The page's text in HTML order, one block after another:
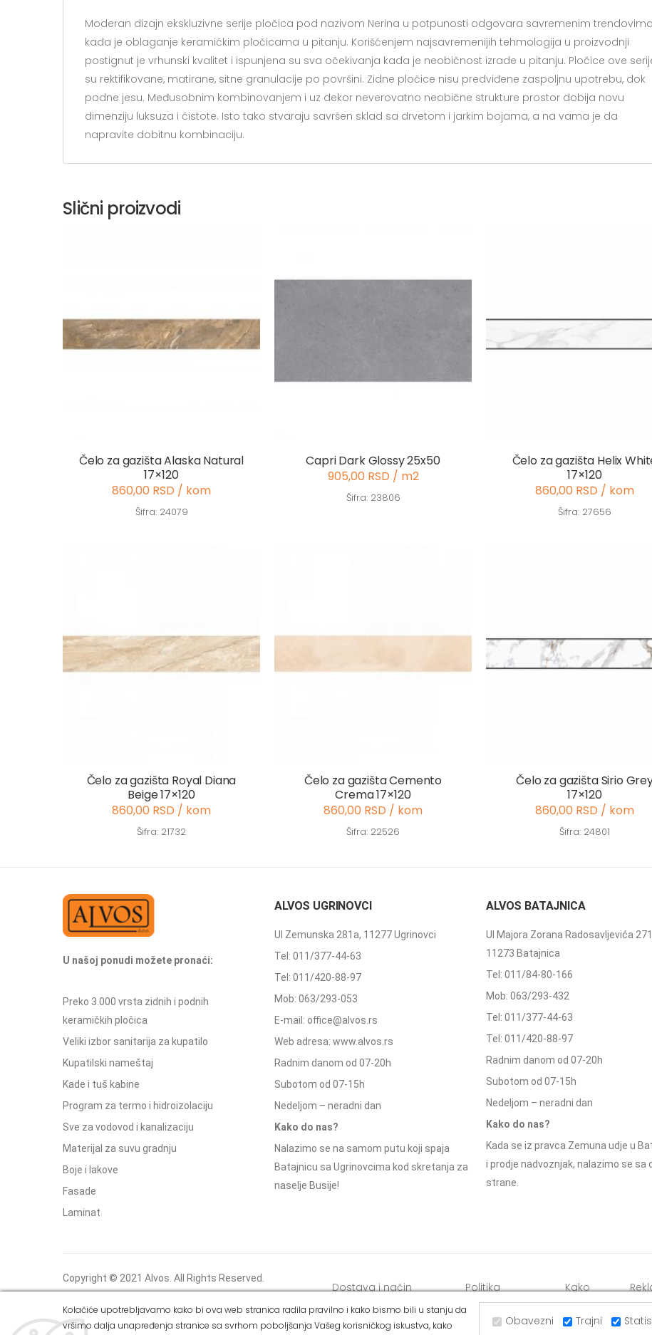
Moderan dizajn ekskluzivne serije pločica pod nazivom Nerina u potpunosti odgovara savremenim trendovima
kada je oblaganje keramičkim pločicama u pitanju. Korišćenjem najsavremenijih tehmologija u proizvodnji
postignut je vrhunski kvalitet i ispunjena su sva očekivanja kada je neobičnost izrade u pitanju. Pločice ove
su rektifikovane, matirane, sitne granulacije po površini. Zidne pločice nisu predviđene zaspoljnu upotrebu, dok
podne jesu. Međusobnim kombinovanjem i uz dekor neverovatno neobične strukture prostor dobija novu
dimenziju luksuza i čistote. Isto tako stvaraju savršen sklad sa drvetom i jarkim bojama, a na vama je da
napravite dobitnu kombinaciju.
Slični proizvodi
Čelo za gazišta Alaska Natural
17×120
860,00 RSD / kom
Šifra: 24079
Capri Dark Glossy 25x50
905,00 RSD / m2
Šifra: 23806
Čelo za gazišta Helix
17×120
860,00 RSD / kom
Šifra: 27656
Čelo za gazišta Royal Diana
Beige 17×120
860,00 RSD / kom
Šifra: 21732
Čelo za gazišta Cemento
Crema 17×120
860,00 RSD / kom
Šifra: 22526
Čelo za gazišta Sirio
17×120
860,00 RSD / kom
Šifra: 24801
U našoj ponudi možete pronaći:
Preko 3.000 vrsta zidnih i podnih
keramičkih pločica
Veliki izbor sanitarija za kupatilo
Kupatilski nameštaj
Kade i tuš kabine
Program za termo i hidroizolaciju
Sve za vodovod i kanalizaciju
Materijal za suvu gradnju
Boje i lakove
Fasade
Laminat
ALVOS UGRINOVCI
Ul Zemunska 281a, 11277 Ugrinovci
Tel: 011/377-44-63
Tel: 011/420-88-97
Mob: 063/293-053
E-mail: office@alvos.rs
Web adresa: www.alvos.rs
Radnim danom od 07-20h
Subotom od 07-15h
Nedeljom – neradni dan
Kako do nas?
Nalazimo se na samom putu koji spaja
Batajnicu sa Ugrinovcima kod skretanja za
naselje Busije!
ALVOS BATAJNICA
Ul Majora Zorana Radosavljevića
11273 Batajnica
Tel: 011/84-80-166
Mob: 063/293-432
Tel: 011/377-44-63
Tel: 011/420-88-97
Radnim danom od 07-20h
Subotom od 07-15h
Nedeljom – neradni dan
Kako do nas?
Kada se iz pravca Zemuna udje u
i prodje nadvoznjak, nalazimo se sa
strane.
Copyright © 2021 Alvos. All Rights Reserved.
Izrada internet prodavnice i SEO - Web Business
Solutions
Dostava i način
plaćanja
Politika
privatnosti
Kako
kupiti
Kolačiće upotrebljavamo kako bi ova web stranica radila pravilno i kako bismo bili u stanju da
vršimo dalja unapređenja stranice sa svrhom poboljšanja Vašeg korisničkog iskustva, kako
Obavezni Trajni